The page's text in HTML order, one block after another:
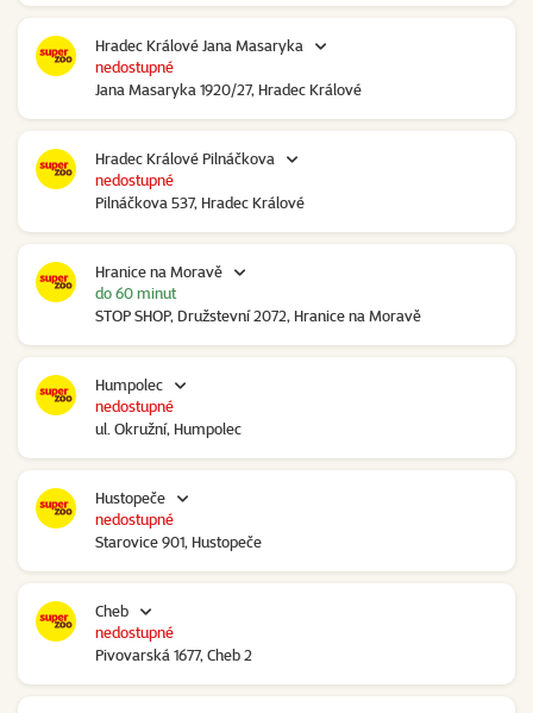
Hradec Králové Jana Masaryka
Jana Masaryka 1920/27, Hradec Králové
nedostupné
Hradec Králové Pilnáčkova
Pilnáčkova 537, Hradec Králové
nedostupné
Hranice na Moravě
STOP SHOP, Družstevní 2072, Hranice na Moravě
do 60 minut
Humpolec
ul. Okružní, Humpolec
nedostupné
Hustopeče
Starovice 901, Hustopeče
nedostupné
Cheb
Pivovarská 1677, Cheb 2
nedostupné